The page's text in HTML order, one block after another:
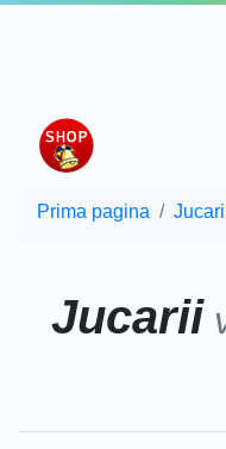
Prima pagina
Jucarii